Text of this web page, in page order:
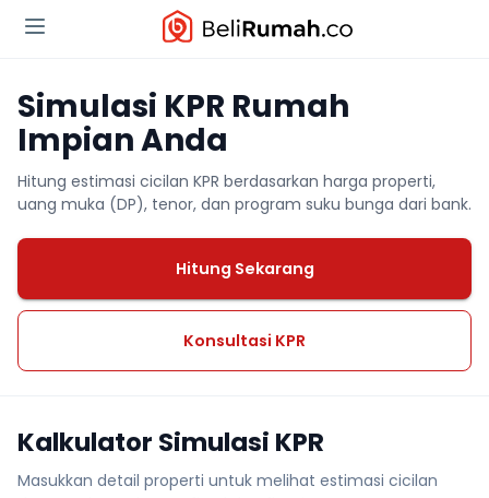
Simulasi KPR Rumah
Impian Anda
Hitung estimasi cicilan KPR berdasarkan harga properti,
uang muka (DP), tenor, dan program suku bunga dari bank.
Hitung Sekarang
Konsultasi KPR
Kalkulator Simulasi KPR
Masukkan detail properti untuk melihat estimasi cicilan